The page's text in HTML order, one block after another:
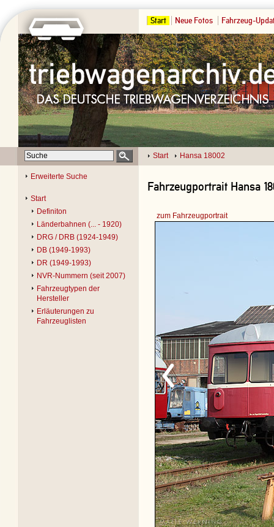
Start Neue Fotos Fahrzeug-
Start Hansa 18002
Erweiterte Suche
Start
Definiton
Länderbahnen (... - 1920)
DRG / DRB (1924-1949)
DB (1949-1993)
DR (1949-1993)
NVR-Nummern (seit 2007)
Fahrzeugtypen der
Hersteller
Erläuterungen zu
Fahrzeuglisten
Fahrzeugportrait Hansa
zum Fahrzeugportrait